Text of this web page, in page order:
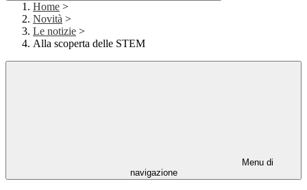
Home >
Novità >
Le notizie >
Alla scoperta delle STEM
Menu di
navigazione